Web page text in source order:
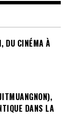
DU CINÉMA À
DANS LA